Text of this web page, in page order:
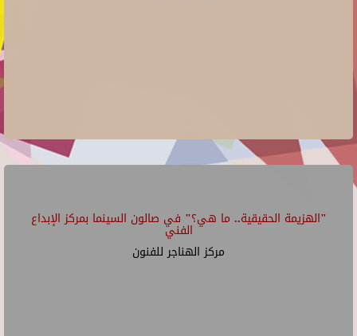
"الهزيمة الحقيقية.. ما هي؟" في صالون السينما بمركز الإبداع
الفني
مركز الهناجر للفنون